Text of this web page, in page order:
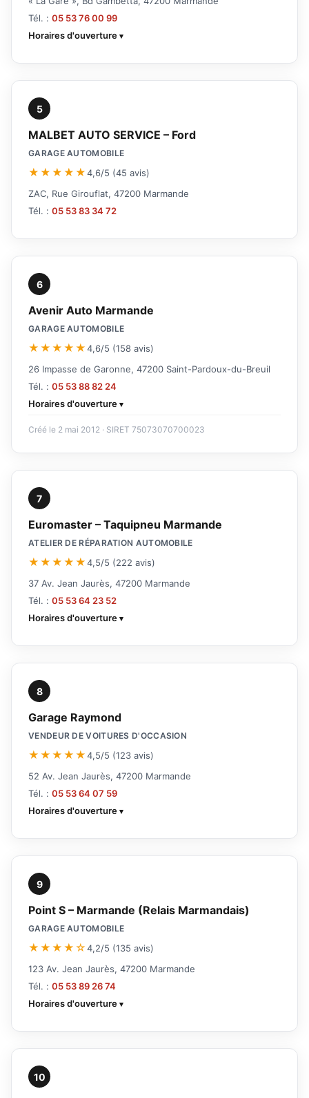
Tél. : 05 53 76 00 99
Horaires d'ouverture
5
MALBET AUTO SERVICE – Ford
GARAGE AUTOMOBILE
★★★★★4,6/5 (45 avis)
ZAC, Rue Girouflat, 47200 Marmande
Tél. : 05 53 83 34 72
6
Avenir Auto Marmande
GARAGE AUTOMOBILE
★★★★★4,6/5 (158 avis)
26 Impasse de Garonne, 47200 Saint-Pardoux-du-Breuil
Tél. : 05 53 88 82 24
Horaires d'ouverture
Créé le 2 mai 2012 · SIRET 75073070700023
7
Euromaster – Taquipneu Marmande
ATELIER DE RÉPARATION AUTOMOBILE
★★★★★4,5/5 (222 avis)
37 Av. Jean Jaurès, 47200 Marmande
Tél. : 05 53 64 23 52
Horaires d'ouverture
8
Garage Raymond
VENDEUR DE VOITURES D'OCCASION
★★★★★4,5/5 (123 avis)
52 Av. Jean Jaurès, 47200 Marmande
Tél. : 05 53 64 07 59
Horaires d'ouverture
9
Point S – Marmande (Relais Marmandais)
GARAGE AUTOMOBILE
★★★★☆4,2/5 (135 avis)
123 Av. Jean Jaurès, 47200 Marmande
Tél. : 05 53 89 26 74
Horaires d'ouverture
10